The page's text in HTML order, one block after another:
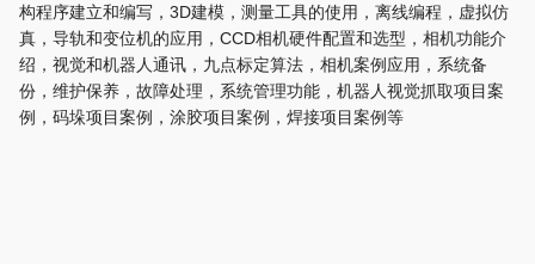
构程序建立和编写，3D建模，测量工具的使用，离线编程，虚拟仿
真，导轨和变位机的应用，CCD相机硬件配置和选型，相机功能介
绍，视觉和机器人通讯，九点标定算法，相机案例应用，系统备
份，维护保养，故障处理，系统管理功能，机器人视觉抓取项目案
例，码垛项目案例，涂胶项目案例，焊接项目案例等